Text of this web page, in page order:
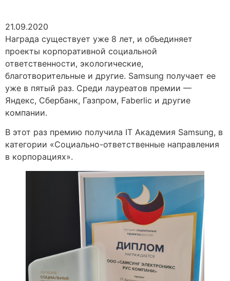
21.09.2020
Награда существует уже 8 лет, и объединяет
проекты корпоративной социальной
ответственности, экологические,
благотворительные и другие. Samsung получает ее
уже в пятый раз. Среди лауреатов премии —
Яндекс, Сбербанк, Газпром, Faberlic и другие
компании.
В этот раз премию получила IT Академия Samsung, в
категории «Социально-ответственные направления
в корпорациях».